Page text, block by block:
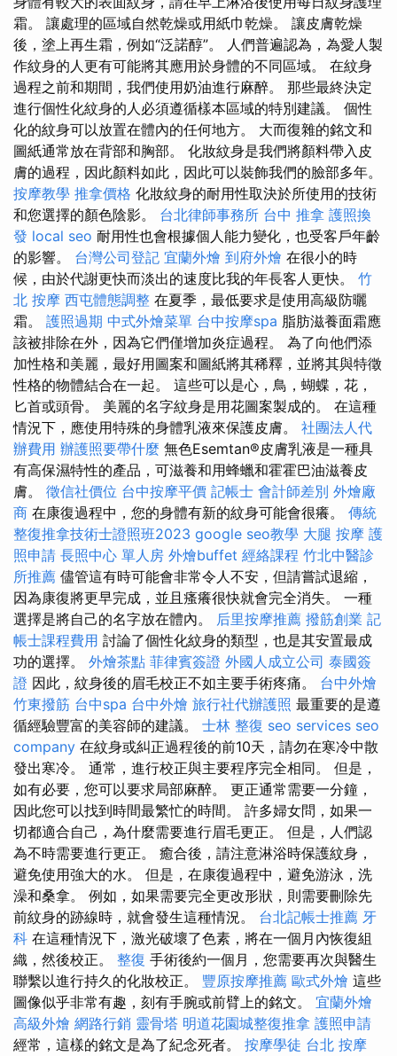
霜。 讓處理的區域自然乾燥或用紙巾乾燥。 讓皮膚乾燥
後，塗上再生霜，例如“泛諾醇”。 人們普遍認為，為愛人製
作紋身的人更有可能將其應用於身體的不同區域。 在紋身
過程之前和期間，我們使用奶油進行麻醉。 那些最終決定
進行個性化紋身的人必須遵循樣本區域的特別建議。 個性
化的紋身可以放置在體內的任何地方。 大而復雜的銘文和
圖紙通常放在背部和胸部。 化妝紋身是我們將顏料帶入皮
膚的過程，因此顏料如此，因此可以裝飾我們的臉部多年。
按摩教學 推拿價格 化妝紋身的耐用性取決於所使用的技術
和您選擇的顏色陰影。 台北律師事務所 台中 推拿 護照換
發 local seo 耐用性也會根據個人能力變化，也受客戶年齡
的影響。 台灣公司登記 宜蘭外燴 到府外燴 在很小的時
候，由於代謝更快而淡出的速度比我的年長客人更快。 竹
北 按摩 西屯體態調整 在夏季，最低要求是使用高級防曬
霜。 護照過期 中式外燴菜單 台中按摩spa 脂肪滋養面霜應
該被排除在外，因為它們僅增加炎症過程。 為了向他們添
加性格和美麗，最好用圖案和圖紙將其稀釋，並將其與特徵
性格的物體結合在一起。 這些可以是心，鳥，蝴蝶，花，
匕首或頭骨。 美麗的名字紋身是用花圖案製成的。 在這種
情況下，應使用特殊的身體乳液來保護皮膚。 社團法人代
辦費用 辦護照要帶什麼 無色Esemtan®皮膚乳液是一種具
有高保濕特性的產品，可滋養和用蜂蠟和霍霍巴油滋養皮
膚。 徵信社價位 台中按摩平價 記帳士 會計師差別 外燴廠
商 在康復過程中，您的身體有新的紋身可能會很癢。 傳統
整復推拿技術士證照班2023 google seo教學 大腿 按摩 護
照申請 長照中心 單人房 外燴buffet 經絡課程 竹北中醫診
所推薦 儘管這有時可能會非常令人不安，但請嘗試退縮，
因為康復將更早完成，並且瘙癢很快就會完全消失。 一種
選擇是將自己的名字放在體內。 后里按摩推薦 撥筋創業 記
帳士課程費用 討論了個性化紋身的類型，也是其安置最成
功的選擇。 外燴茶點 菲律賓簽證 外國人成立公司 泰國簽
證 因此，紋身後的眉毛校正不如主要手術疼痛。 台中外燴
竹東撥筋 台中spa 台中外燴 旅行社代辦護照 最重要的是遵
循經驗豐富的美容師的建議。 士林 整復 seo services seo
company 在紋身或糾正過程後的前10天，請勿在寒冷中散
發出寒冷。 通常，進行校正與主要程序完全相同。 但是，
如有必要，您可以要求局部麻醉。 更正通常需要一分鐘，
因此您可以找到時間最繁忙的時間。 許多婦女問，如果一
切都適合自己，為什麼需要進行眉毛更正。 但是，人們認
為不時需要進行更正。 癒合後，請注意淋浴時保護紋身，
避免使用強大的水。 但是，在康復過程中，避免游泳，洗
澡和桑拿。 例如，如果需要完全更改形狀，則需要刪除先
前紋身的跡線時，就會發生這種情況。 台北記帳士推薦 牙
科 在這種情況下，激光破壞了色素，將在一個月內恢復組
織，然後校正。 整復 手術後約一個月，您需要再次與醫生
聯繫以進行持久的化妝校正。 豐原按摩推薦 歐式外燴 這些
圖像似乎非常有趣，刻有手腕或前臂上的銘文。 宜蘭外燴
高級外燴 網路行銷 靈骨塔 明道花園城整復推拿 護照申請
經常，這樣的銘文是為了紀念死者。 按摩學徒 台北 按摩